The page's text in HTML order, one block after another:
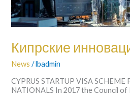
Кипрские
News /lbadmin
CYPRUS STARTUP VISA SCHEME
NATIONALS In 2017 the Council